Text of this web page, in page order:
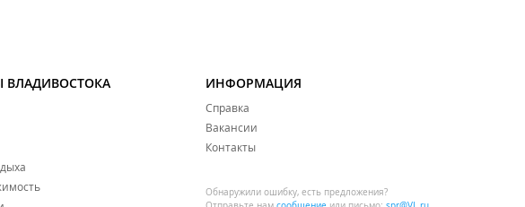
ВЛАДИВОСТОКА ИНФОРМАЦИЯ
Справка
Вакансии
Контакты
Обнаружили ошибку, есть предложения?